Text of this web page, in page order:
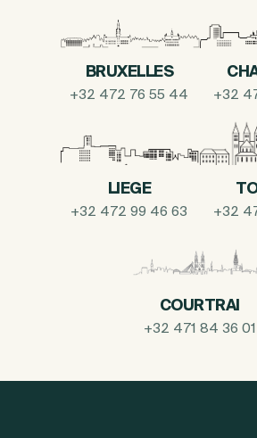
BRUXELLES
+32 472 76 55 44 +32
LIEGE
+32 472 99 46 63 +32
COURTRAI
+32 471 84 36 01